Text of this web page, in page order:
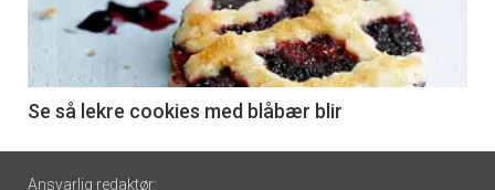
nå
6
Se så lekre cookies med blåbær blir
Footer
Ansvarlig redaktør: